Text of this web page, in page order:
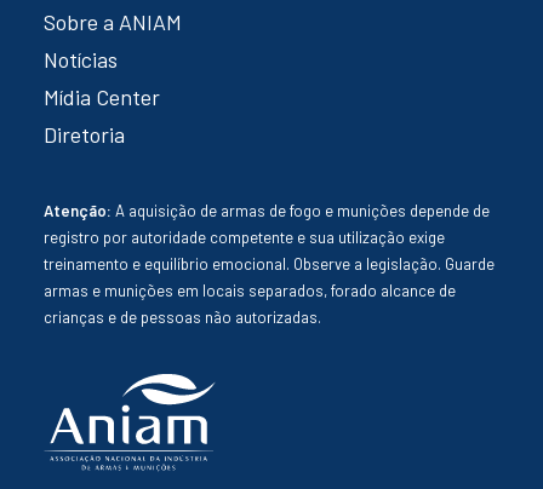
Sobre a ANIAM
Notícias
Mídia Center
Diretoria
Atenção: A aquisição de armas de fogo e munições depende de
registro por autoridade competente e sua utilização exige
treinamento e equilíbrio emocional. Observe a legislação. Guarde
armas e munições em locais separados, forado alcance de
crianças e de pessoas não autorizadas.